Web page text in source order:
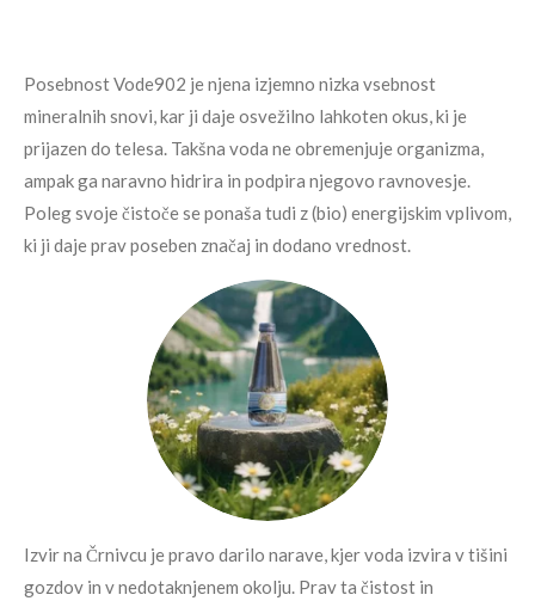
Posebnost Vode902 je njena izjemno nizka vsebnost
mineralnih snovi, kar ji daje osvežilno lahkoten okus, ki je
prijazen do telesa. Takšna voda ne obremenjuje organizma,
ampak ga naravno hidrira in podpira njegovo ravnovesje.
Poleg svoje čistoče se ponaša tudi z (bio) energijskim vplivom,
ki ji daje prav poseben značaj in dodano vrednost.
Izvir na Črnivcu je pravo darilo narave, kjer voda izvira v tišini
gozdov in v nedotaknjenem okolju. Prav ta čistost in